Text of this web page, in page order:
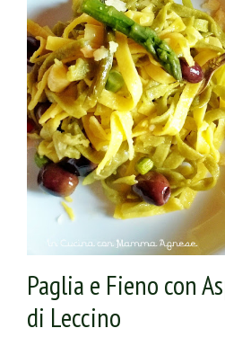
pasta che io tengo sempre da
Paglia e Fieno con
di Leccino